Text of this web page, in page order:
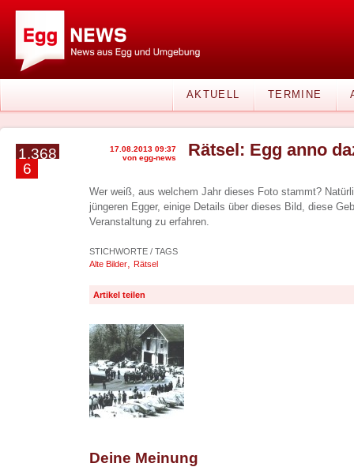
AKTUELL TERMINE
1.368
6
17.08.2013 09:37
von egg-news
Rätsel: Egg anno
Wer weiß, aus welchem Jahr dieses Foto stammt?
jüngeren Egger, einige Details über dieses Bild, diese
Veranstaltung zu erfahren.
STICHWORTE / TAGS
Alte Bilder, Rätsel
Artikel teilen
Deine Meinung